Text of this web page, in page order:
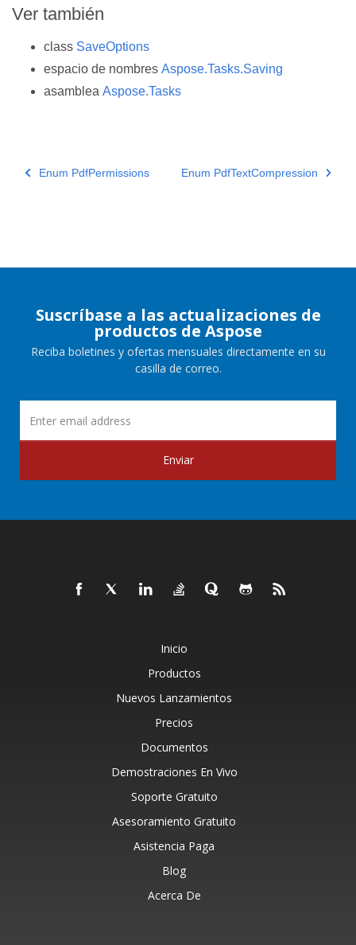
Ver también
class SaveOptions
espacio de nombres Aspose.Tasks.Saving
asamblea Aspose.Tasks
Enum PdfPermissions Enum PdfTextCompression
Suscríbase a las actualizaciones de
productos de Aspose
Reciba boletines y ofertas mensuales directamente en su
casilla de correo.
Enviar
Inicio
Productos
Nuevos Lanzamientos
Precios
Documentos
Demostraciones En Vivo
Soporte Gratuito
Asesoramiento Gratuito
Asistencia Paga
Blog
Acerca De